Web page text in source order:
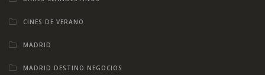
CINES DE VERANO
MADRID
MADRID DESTINO NEGOCIOS